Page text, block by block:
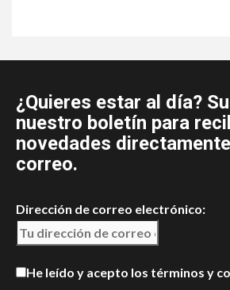
¿Quieres estar al día?
nuestro boletín para
novedades
correo.
Dirección de correo electrónico:
He leído y acepto los términos y